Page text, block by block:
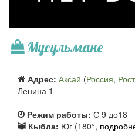
Мусульмане
Адрес: Аксай (Россия,
Ленина 1
Режим работы: С 9 до18
Кыбла: Юг (180°,